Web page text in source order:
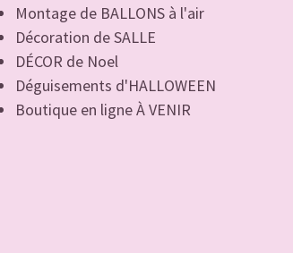
Montage de BALLONS à l'air
Décoration de SALLE
DÉCOR de Noel
Déguisements d'HALLOWEEN
Boutique en ligne À VENIR